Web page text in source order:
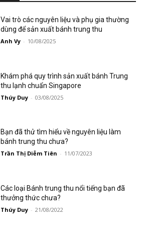
Vai trò các nguyên liệu và phụ gia thường
dùng để sản xuất bánh trung thu
Anh Vy - 10/08/2025
Khám phá quy trình sản xuất bánh Trung
thu lạnh chuẩn Singapore
Thúy Duy - 03/08/2025
Bạn đã thử tìm hiểu về nguyên liệu làm
bánh trung thu chưa?
Trần Thị Diễm Tiên - 11/07/2023
Các loại Bánh trung thu nổi tiếng bạn đã
thưởng thức chưa?
Thúy Duy - 21/08/2022